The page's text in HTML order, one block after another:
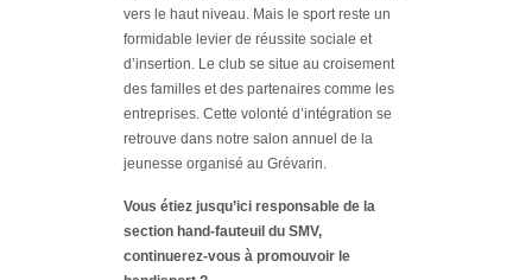
vers le haut niveau. Mais le sport reste un
formidable levier de réussite sociale et
d’insertion. Le club se situe au croisement
des familles et des partenaires comme les
entreprises. Cette volonté d’intégration se
retrouve dans notre salon annuel de la
jeunesse organisé au Grévarin.
Vous étiez jusqu’ici responsable de la
section hand-fauteuil du SMV,
continuerez-vous à promouvoir le